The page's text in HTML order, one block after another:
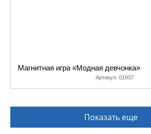
Магнитная игра «Модная девчонка»
Артикул: 01937
Показать еще